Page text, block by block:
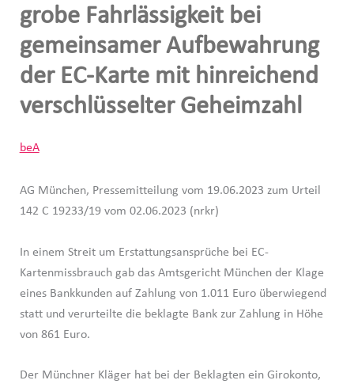
grobe Fahrlässigkeit bei
gemeinsamer Aufbewahrung
der EC-Karte mit hinreichend
verschlüsselter Geheimzahl
beA
AG München, Pressemitteilung vom 19.06.2023 zum Urteil
142 C 19233/19 vom 02.06.2023 (nrkr)
In einem Streit um Erstattungsansprüche bei EC-
Kartenmissbrauch gab das Amtsgericht München der Klage
eines Bankkunden auf Zahlung von 1.011 Euro überwiegend
statt und verurteilte die beklagte Bank zur Zahlung in Höhe
von 861 Euro.
Der Münchner Kläger hat bei der Beklagten ein Girokonto,